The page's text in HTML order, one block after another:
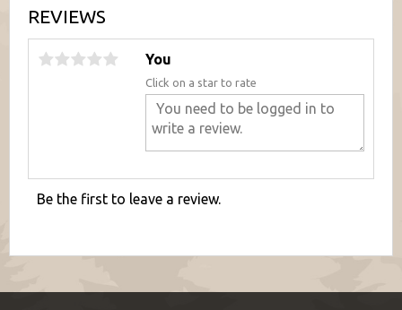
REVIEWS
You
Click on a star to rate
Be the first to leave a review.